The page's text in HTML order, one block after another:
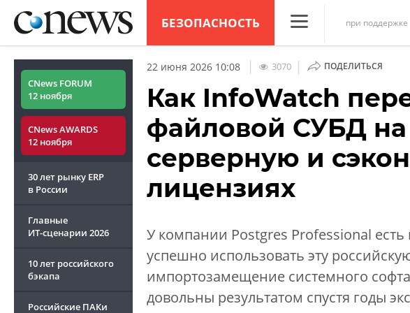
БЕЗОПАСНОСТЬ
Аналитика
Конференции
Маркет
Техника
ТВ
при поддержке
CNews FORUM
12 ноября
CNews AWARDS
12 ноября
30 лет рынку ERP
в России
Главные
ИТ-сценарии 2026
10 лет российского
бэкапа
Российские ПАКи
22 июня 2026 10:08 | 3070 | ПОДЕЛИТЬСЯ
Как InfoWatch
файловой СУБД на
серверную и
лицензиях
У компании Postgres Professional
успешно использовать эту
импортозамещение системного
довольны результатом спустя годы